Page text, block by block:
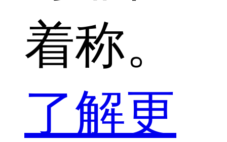
着称。
了解更